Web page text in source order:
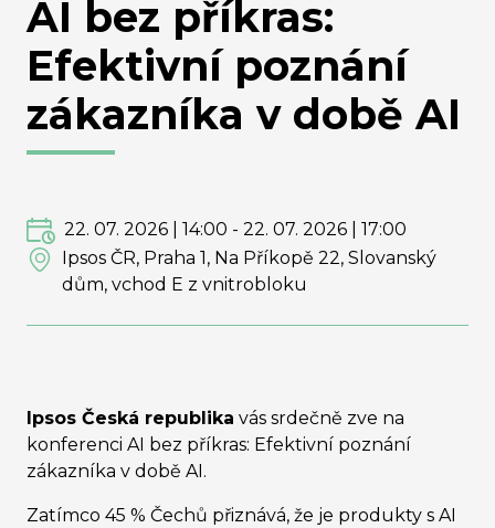
AI bez příkras:
Efektivní poznání
zákazníka v době AI
22. 07. 2026 | 14:00 - 22. 07. 2026 | 17:00
Ipsos ČR, Praha 1, Na Příkopě 22, Slovanský
dům, vchod E z vnitrobloku
Ipsos Česká republika vás srdečně zve na
konferenci AI bez příkras: Efektivní poznání
zákazníka v době AI.
Zatímco 45 % Čechů přiznává, že je produkty s AI